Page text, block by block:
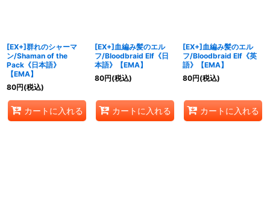
[EX+]群れのシャーマ
ン/Shaman of the
Pack《日本語》
【EMA】
80円(税込)
カートに入れる
[EX+]血編み髪のエル
フ/Bloodbraid Elf《日
本語》【EMA】
80円(税込)
カートに入れる
[EX+]血編み髪のエル
フ/Bloodbraid Elf《英
語》【EMA】
80円(税込)
カートに入れる